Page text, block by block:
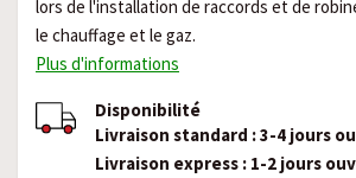
lors de l'installation de raccords et de
le chauffage et le gaz.
Plus d'informations
Disponibilité
Livraison standard : 3-4 jours
Livraison express : 1-2 jours